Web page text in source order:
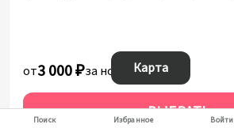
от3 000 ₽за ночь
ВЫБРАТЬ
Карта
Поиск Избранное Войти